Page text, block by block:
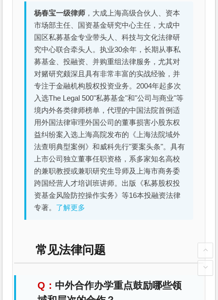
杨春宝一级律师 ，大成上海高级合伙人、资本
市场部主任、国资基金研究中心主任，大成中
国区私募基金专业带头人、科技与文化法律研
究中心联合牵头人。执业30余年，长期从事私
募基金、投融资、并购重组法律服务，尤其对
对赌研究颇深且具有非常丰富的实战经验，并
专注于金融机构股权投资业务。2004年起多次
入选The Legal 500"私募基金"和"公司与商业"等
境内外各类律师榜单，代理的中国法院首例适
用外国法律审理外国公司的董事损害小股东权
益纠纷案入选上海高院发布的《上海法院域外
法查明典型案例》和威科先行"要案头条"。具有
上市公司独立董事任职资格，系多家知名高校
的兼职教授或兼职研究生导师及上海市商务委
跨国经营人才培训班讲师。出版《私募股权投
资基金风险防控操作实务》等16本投融资法律
专著。 了解更多
常见法律问题
中外合作办学重点鼓励哪些领